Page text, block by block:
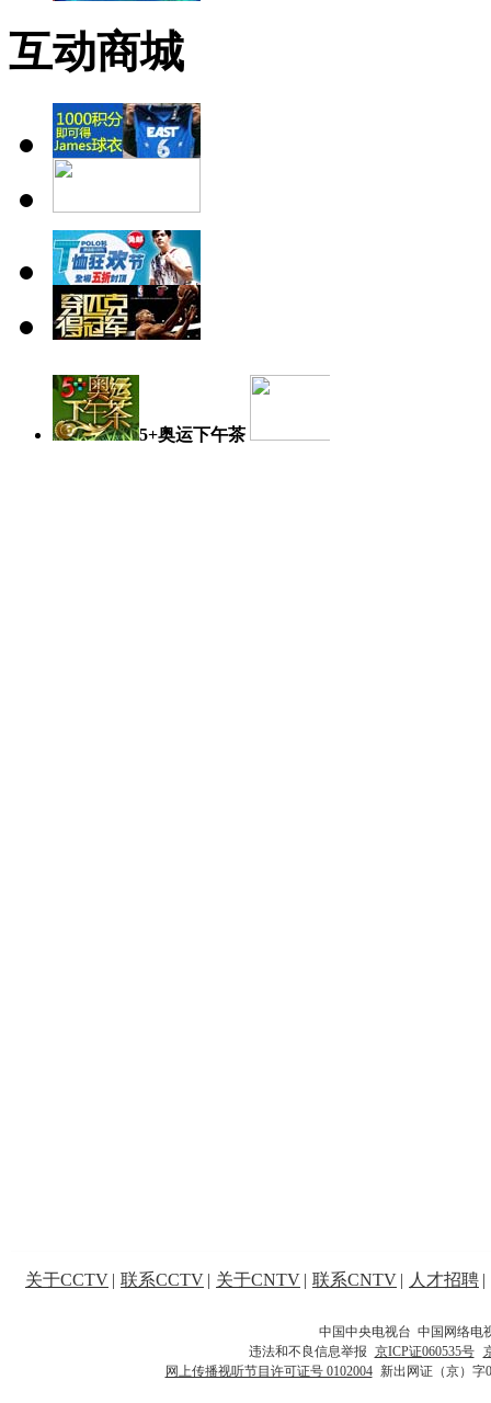
互动商城
5+奥运下午茶
关于CCTV | 联系CCTV | 关于CNTV | 联系CNTV | 人才招聘 |
中国中央电视台 中国网络电
违法和不良信息举报 京ICP证060535号
网上传播视听节目许可证号 0102004 新出网证（京）